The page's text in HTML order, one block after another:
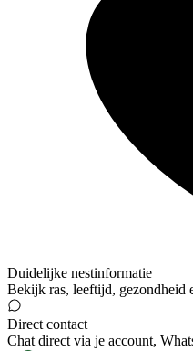
Duidelijke nestinformatie
Bekijk ras, leeftijd, gezondheid
Direct contact
Chat direct via je account,